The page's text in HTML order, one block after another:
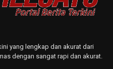
yang lengkap dan akurat dari
dengan sangat rapi dan akurat.